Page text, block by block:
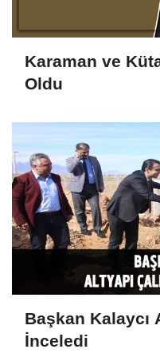
Karaman ve
Oldu
Başkan Kalaycı
İnceledi